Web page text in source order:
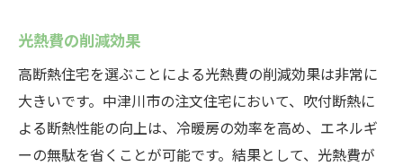
光熱費の削減効果
高断熱住宅を選ぶことによる光熱費の削減効果は非常に
大きいです。中津川市の注文住宅において、吹付断熱に
よる断熱性能の向上は、冷暖房の効率を高め、エネルギ
ーの無駄を省くことが可能です。結果として、光熱費が